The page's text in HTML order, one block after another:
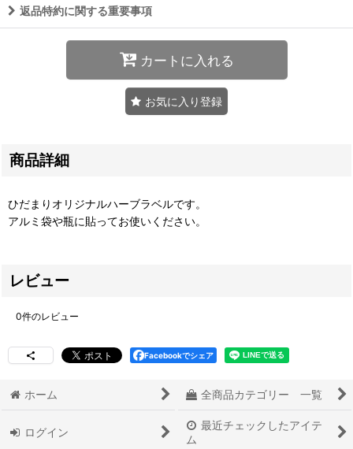
返品特約に関する重要事項
カートに入れる
お気に入り登録
商品詳細
ひだまりオリジナルハーブラベルです。
アルミ袋や瓶に貼ってお使いください。
レビュー
0件のレビュー
Facebookでシェア
ホーム 全商品カテゴリー 一覧
ログイン
最近チェックしたアイテ
ム